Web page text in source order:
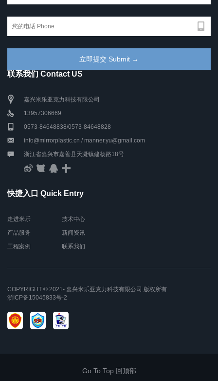
联系我们 Contact US
嘉兴米乐亚克力科技有限公司
13957306669
0573-84648838/0573-84648828
info@mirrorplastic.cn / manner.yu@gmail.com
浙江省嘉兴市嘉善县天凝镇建杨路18号
快捷入口 Quick Entry
走进米乐
产品服务
工程案例
技术中心
新闻资讯
联系我们
COPYRIGHT © 2021- 嘉兴米乐亚克力科技有限公司 版权所有
浙ICP备15045833号-2
Go To Top 回顶部